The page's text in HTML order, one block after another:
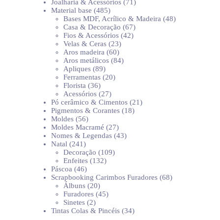
Joalharia & Acessórios 71
Material base 485485
produtos
Bases MDF, Acrílico & Madeira 4848
Casa & Decoração 6767
produtos
Fios & Acessórios 4242
Velas & Ceras 2323
produtos
Aros madeira 6060
produtos
Aros metálicos 8484
Apliques 8989
produtos
Ferramentas 2020
Florista 3636
produtos
Acessórios 2727
produtos
Pó cerâmico & Cimentos 2121
Pigmentos & Corantes 1818
Moldes 5656
produtos
Moldes Macramé 2727
produtos
Nomes & Legendas 4343
Natal 241241
produtos
Decoração 109109
Enfeites 132132
Páscoa 4646
produtos
Scrapbooking Carimbos Furadores 6868
Álbuns 2020
produtos
Furadores 4545
Sinetes 22
produtos
Tintas Colas & Pincéis 3434